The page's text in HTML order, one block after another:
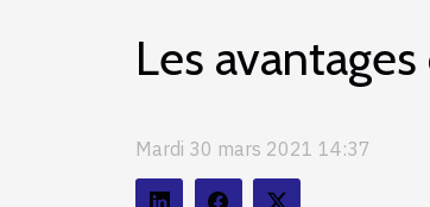
Les
Mardi 30 mars 2021 14:37